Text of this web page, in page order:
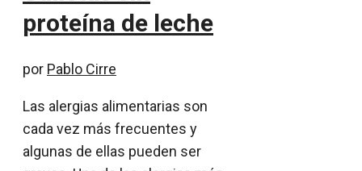
proteína de leche
por Pablo Cirre
Las alergias alimentarias son
cada vez más frecuentes y
algunas de ellas pueden ser